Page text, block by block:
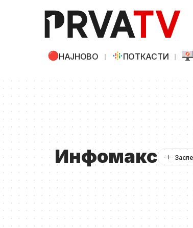
НАЈНОВО ПОТКАСТИ
Инфомакс